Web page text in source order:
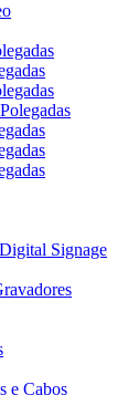
Signage
e Cabos